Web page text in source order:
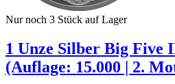
Nur noch 3 Stück auf Lager
1 Unze Silber Big Five
(Auflage: 15.000 | 2.